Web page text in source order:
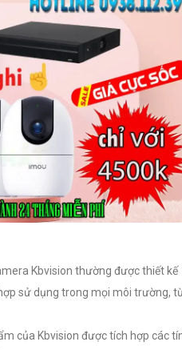
Kbvision thường được thiết kế
sử dụng trong mọi môi trường,
của Kbvision được tích hợp các